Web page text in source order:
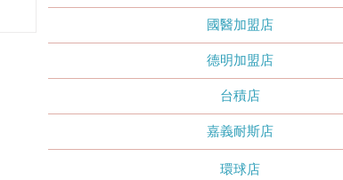
國醫加盟店
德明加盟店
台積店
嘉義耐斯店
環球店